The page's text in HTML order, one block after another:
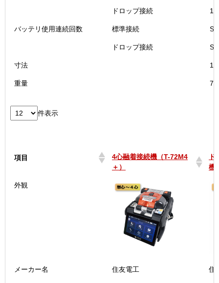
ドロップ接続
バッテリ使用連続回数 標準接続 S
ドロップ接続 S
寸法
重量
件表示
項目
4心融着接続機（T-72M4
＋）
機
項目
＋）
外観
メーカー名 住友電工 住